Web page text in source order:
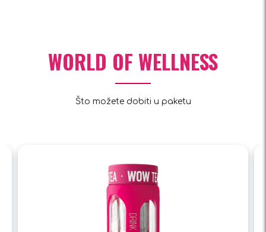
WORLD OF WELLNESS
Što možete dobiti u paketu